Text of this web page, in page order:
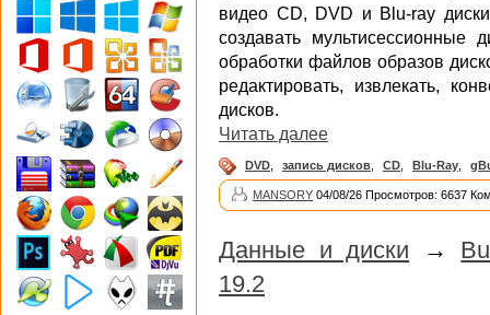
видео CD, DVD и Blu-ray
создавать
обработки файлов образов
редактировать, извлекать,
дисков.
Читать далее
DVD запись дисков CD Blu-Ray
MANSORY 04/08/26 Просмотров: 6637
Данные и диски →
19.2